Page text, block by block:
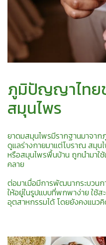
ภูมิปัญญาไทย
สมุนไพร
ยาดมสมุนไพรมีรากฐานมาจา
ดูแลร่างกายมาแต่โบราณ สมุน
หรือสมุนไพรพื้นบ้าน ถูกนำมาใ
คลาย
ต่อมาเมื่อมีการพัฒนากระบวน
ให้อยู่ในรูปแบบที่พกพาง่าย ใช้ส
อุตสาหกรรมได้ โดยยังคงแนว